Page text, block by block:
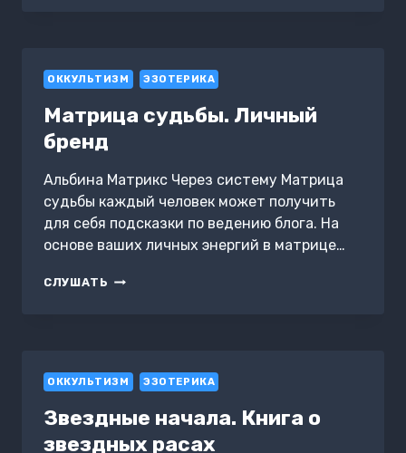
ОККУЛЬТИЗМ ЭЗОТЕРИКА
Матрица судьбы. Личный
бренд
Альбина Матрикс Через систему Матрица
судьбы каждый человек может получить
для себя подсказки по ведению блога. На
основе ваших личных энергий в матрице…
СЛУШАТЬ МАТРИЦА
ОККУЛЬТИЗМ ЭЗОТЕРИКА
Звездные начала. Книга о
звездных расах